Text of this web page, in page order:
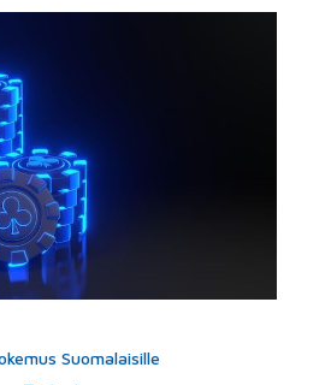
Suomalaisille